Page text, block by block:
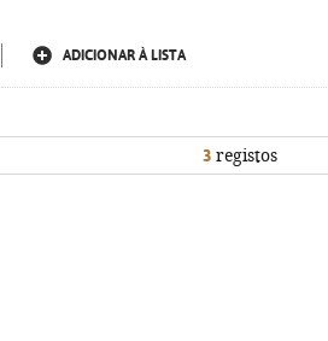
ADICIONAR À LISTA
3 registos